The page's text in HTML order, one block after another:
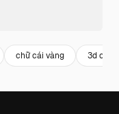
chữ cái vàng 3d chữ